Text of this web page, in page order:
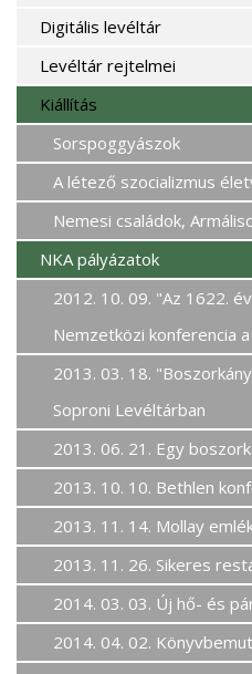
Digitális levéltár
Levéltár rejtelmei
Kiállítás
Sorspoggyászok
A létező szocializmus
Nemesi családok,
NKA pályázatok
2012. 10. 09. "Az 1622.
Nemzetközi konferencia
2013. 03. 18.
Soproni Levéltárban
2013. 06. 21. Egy
2013. 10. 10. Bethlen
2013. 11. 14. Mollay
2013. 11. 26. Sikeres
2014. 03. 03. Új hő- és
2014. 04. 02.